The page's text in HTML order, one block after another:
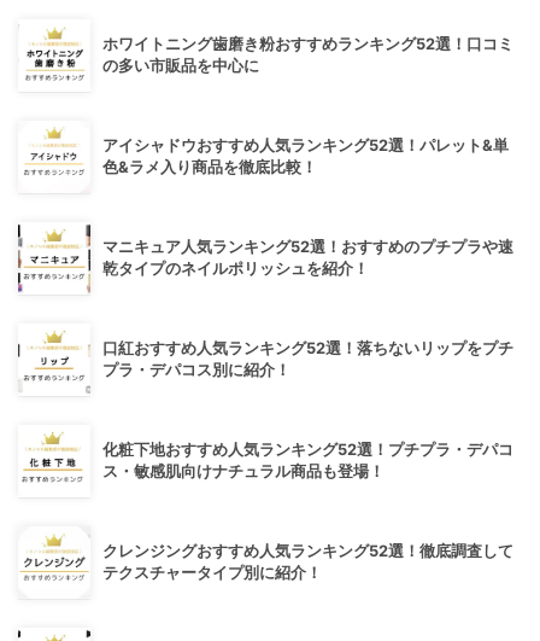
ホワイトニング歯磨き粉おすすめランキング52選！口コミ
の多い市販品を中心に
アイシャドウおすすめ人気ランキング52選！パレット&単
色&ラメ入り商品を徹底比較！
マニキュア人気ランキング52選！おすすめのプチプラや速
乾タイプのネイルポリッシュを紹介！
口紅おすすめ人気ランキング52選！落ちないリップをプチ
プラ・デパコス別に紹介！
化粧下地おすすめ人気ランキング52選！プチプラ・デパコ
ス・敏感肌向けナチュラル商品も登場！
クレンジングおすすめ人気ランキング52選！徹底調査して
テクスチャータイプ別に紹介！